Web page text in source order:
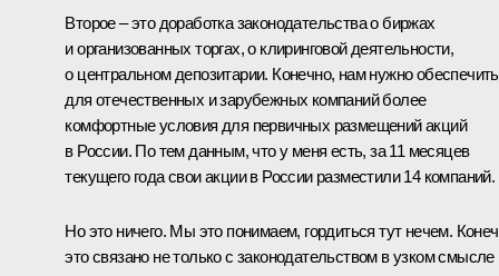
Второе – это доработка законодательства о биржах
и организованных торгах, о клиринговой деятельности,
о центральном депозитарии. Конечно, нам нужно обеспечить
для отечественных и зарубежных компаний более
комфортные условия для первичных размещений акций
в России. По тем данным, что у меня есть, за 11 месяцев
текущего года свои акции в России разместили 14 компаний.
Но это ничего. Мы это понимаем, гордиться тут нечем.
это связано не только с законодательством в узком смысле